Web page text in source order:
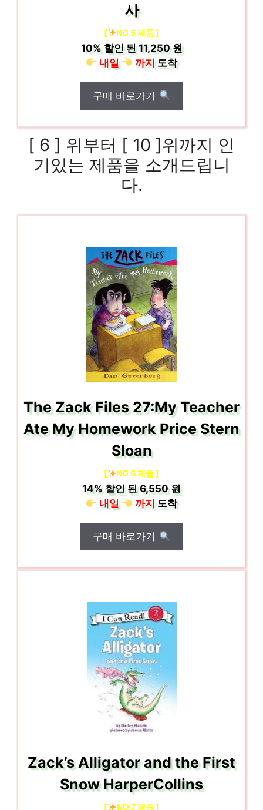
사
[ NO.5 제품 ]
10%할인 된11,250 원
내일
까지도착
구매 바로가기
[ 6 ] 위부터 [ 10 ]위까지 인
기있는 제품을 소개드립니
다.
The Zack Files 27:My Teacher
Ate My Homework Price Stern
Sloan
[ NO.6 제품 ]
14%할인 된6,550 원
내일
까지도착
구매 바로가기
Zack’s Alligator and the First
Snow HarperCollins
[ NO.7 제품 ]